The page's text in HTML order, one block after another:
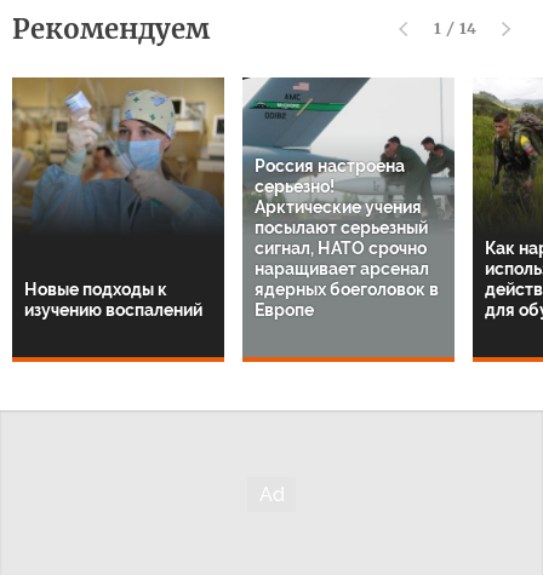
Рекомендуем 1 / 14
Новые подходы к
изучению воспалений
Россия настроена
серьезно!
Арктические учения
посылают серьезный
сигнал, НАТО срочно
наращивает арсенал
ядерных боеголовок в
Европе
Как
для